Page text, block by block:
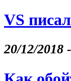
VS
20/12/2018